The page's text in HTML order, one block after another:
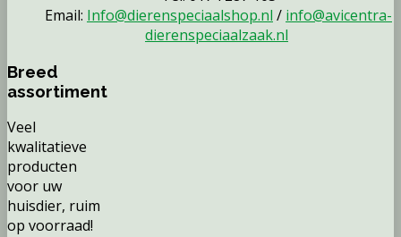
Email: Info@dierenspeciaalshop.nl / info@avicentra-
dierenspeciaalzaak.nl
Breed
assortiment
Veel
kwalitatieve
producten
voor uw
huisdier, ruim
op voorraad!